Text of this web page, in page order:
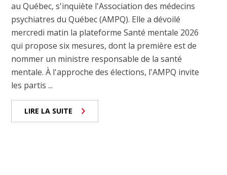
au Québec, s'inquiète l'Association des médecins
psychiatres du Québec (AMPQ). Elle a dévoilé
mercredi matin la plateforme Santé mentale 2026
qui propose six mesures, dont la première est de
nommer un ministre responsable de la santé
mentale. À l'approche des élections, l'AMPQ invite
les partis ...
LIRE LA SUITE